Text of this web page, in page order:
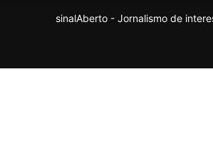
sinalAberto - Jornalismo de